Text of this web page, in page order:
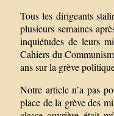
Tous les dirigeants
plusieurs semaines
inquiétudes de leurs
Cahiers du
ans sur la grève
Notre article n’a pas
place de la grève des